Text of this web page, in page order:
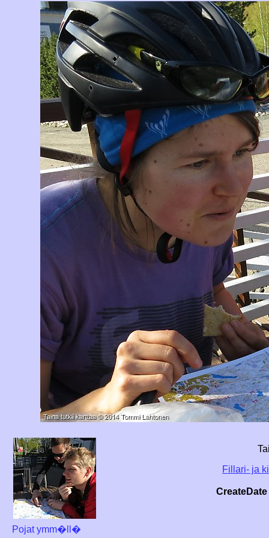
Pojat ymm�ll�
Fillari- ja
CreateDate